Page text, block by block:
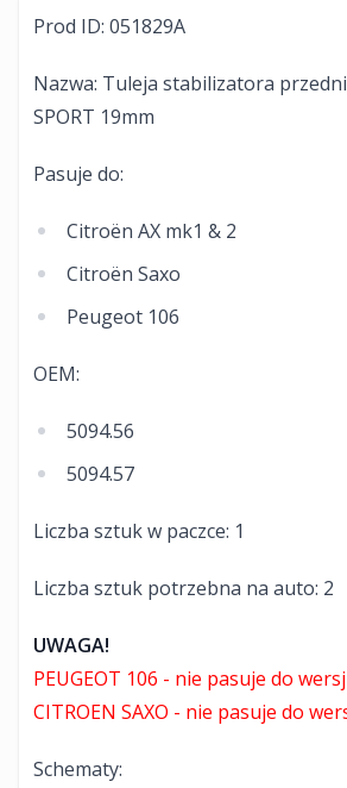
Prod ID: 051829A
Nazwa: Tuleja stabilizatora
SPORT 19mm
Pasuje do:
Citroën AX mk1 & 2
Citroën Saxo
Peugeot 106
OEM:
5094.56
5094.57
Liczba sztuk w paczce: 1
Liczba sztuk potrzebna na auto: 2
UWAGA!
PEUGEOT 106 - nie pasuje do
CITROEN SAXO - nie pasuje do
Schematy: